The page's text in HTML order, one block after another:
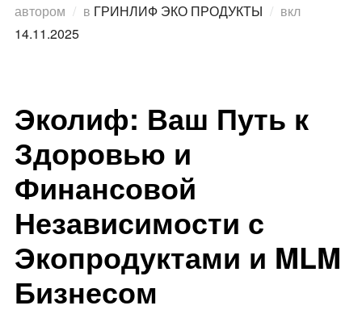
автором в ГРИНЛИФ ЭКО ПРОДУКТЫ вкл
14.11.2025
Эколиф: Ваш Путь к
Здоровью и
Финансовой
Независимости с
Экопродуктами и MLM
Бизнесом